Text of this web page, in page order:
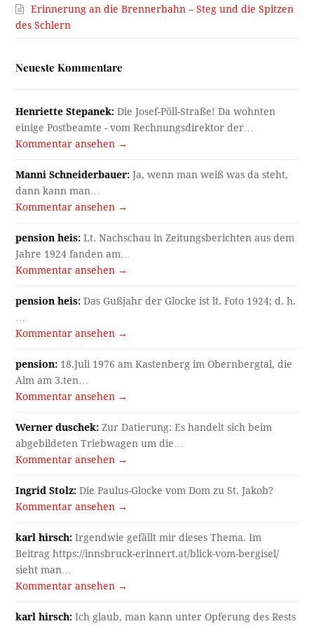
Erinnerung an die Brennerbahn – Steg und die Spitzen
des Schlern
Neueste Kommentare
Henriette Stepanek: Die Josef-Pöll-Straße! Da wohnten
einige Postbeamte - vom Rechnungsdirektor der…
Kommentar ansehen →
Manni Schneiderbauer: Ja, wenn man weiß was da steht,
dann kann man…
Kommentar ansehen →
pension heis: Lt. Nachschau in Zeitungsberichten aus dem
Jahre 1924 fanden am…
Kommentar ansehen →
pension heis: Das Gußjahr der Glocke ist lt. Foto 1924; d. h.
Kommentar ansehen →
pension: 18.Juli 1976 am Kastenberg im Obernbergtal, die
Alm am 3.ten…
Kommentar ansehen →
Werner duschek: Zur Datierung: Es handelt sich beim
abgebildeten Triebwagen um die…
Kommentar ansehen →
Ingrid Stolz: Die Paulus-Glocke vom Dom zu St. Jakob?
Kommentar ansehen →
karl hirsch: Irgendwie gefällt mir dieses Thema. Im
Beitrag https://innsbruck-erinnert.at/blick-vom-bergisel/
sieht man…
Kommentar ansehen →
karl hirsch: Ich glaub, man kann unter Opferung des Rests